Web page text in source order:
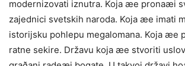
modernizovati iznutra. Koja æe pronaæi
zajednici svetskih naroda. Koja æe imati
istorijsku pohlepu megalomana. Koja æe
ratne sekire. Državu koja æe stvoriti